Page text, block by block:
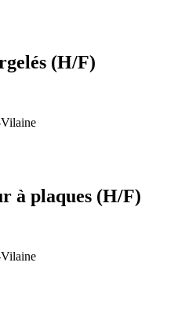
(H/F)
à plaques (H/F)